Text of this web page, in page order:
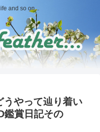
and so on...
うやって辿り着い
賞日記その